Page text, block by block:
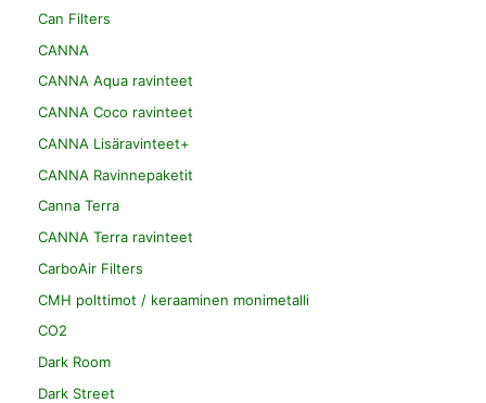
Can Filters
CANNA
CANNA Aqua ravinteet
CANNA Coco ravinteet
CANNA Lisäravinteet+
CANNA Ravinnepaketit
Canna Terra
CANNA Terra ravinteet
CarboAir Filters
CMH polttimot / keraaminen monimetalli
CO2
Dark Room
Dark Street